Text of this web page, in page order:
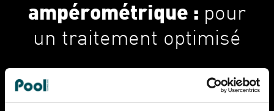
ampérométrique : pour
un traitement optimisé
Analyse et régulation à partir d’une sonde chlore